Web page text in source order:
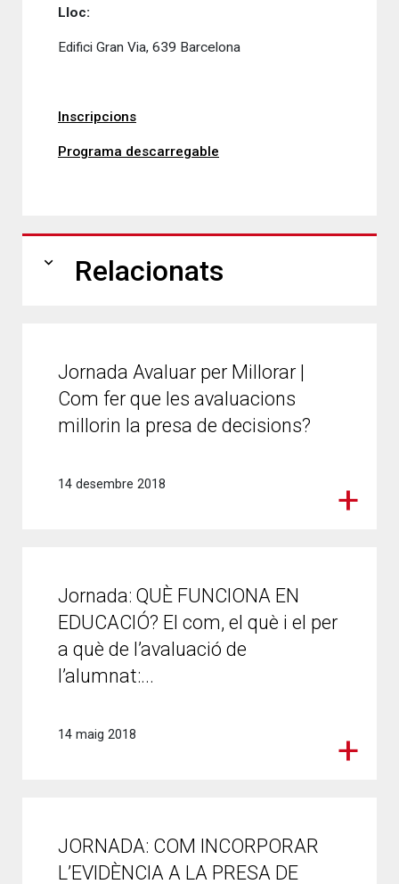
Lloc:
Edifici Gran Via, 639 Barcelona
Inscripcions
Programa descarregable
expand_more Relacionats
Jornada Avaluar per Millorar |
Com fer que les avaluacions
millorin la presa de decisions?
14 desembre 2018
Jornada: QUÈ FUNCIONA EN
EDUCACIÓ? El com, el què i el per
a què de l’avaluació de
l’alumnat:...
14 maig 2018
JORNADA: COM INCORPORAR
L’EVIDÈNCIA A LA PRESA DE